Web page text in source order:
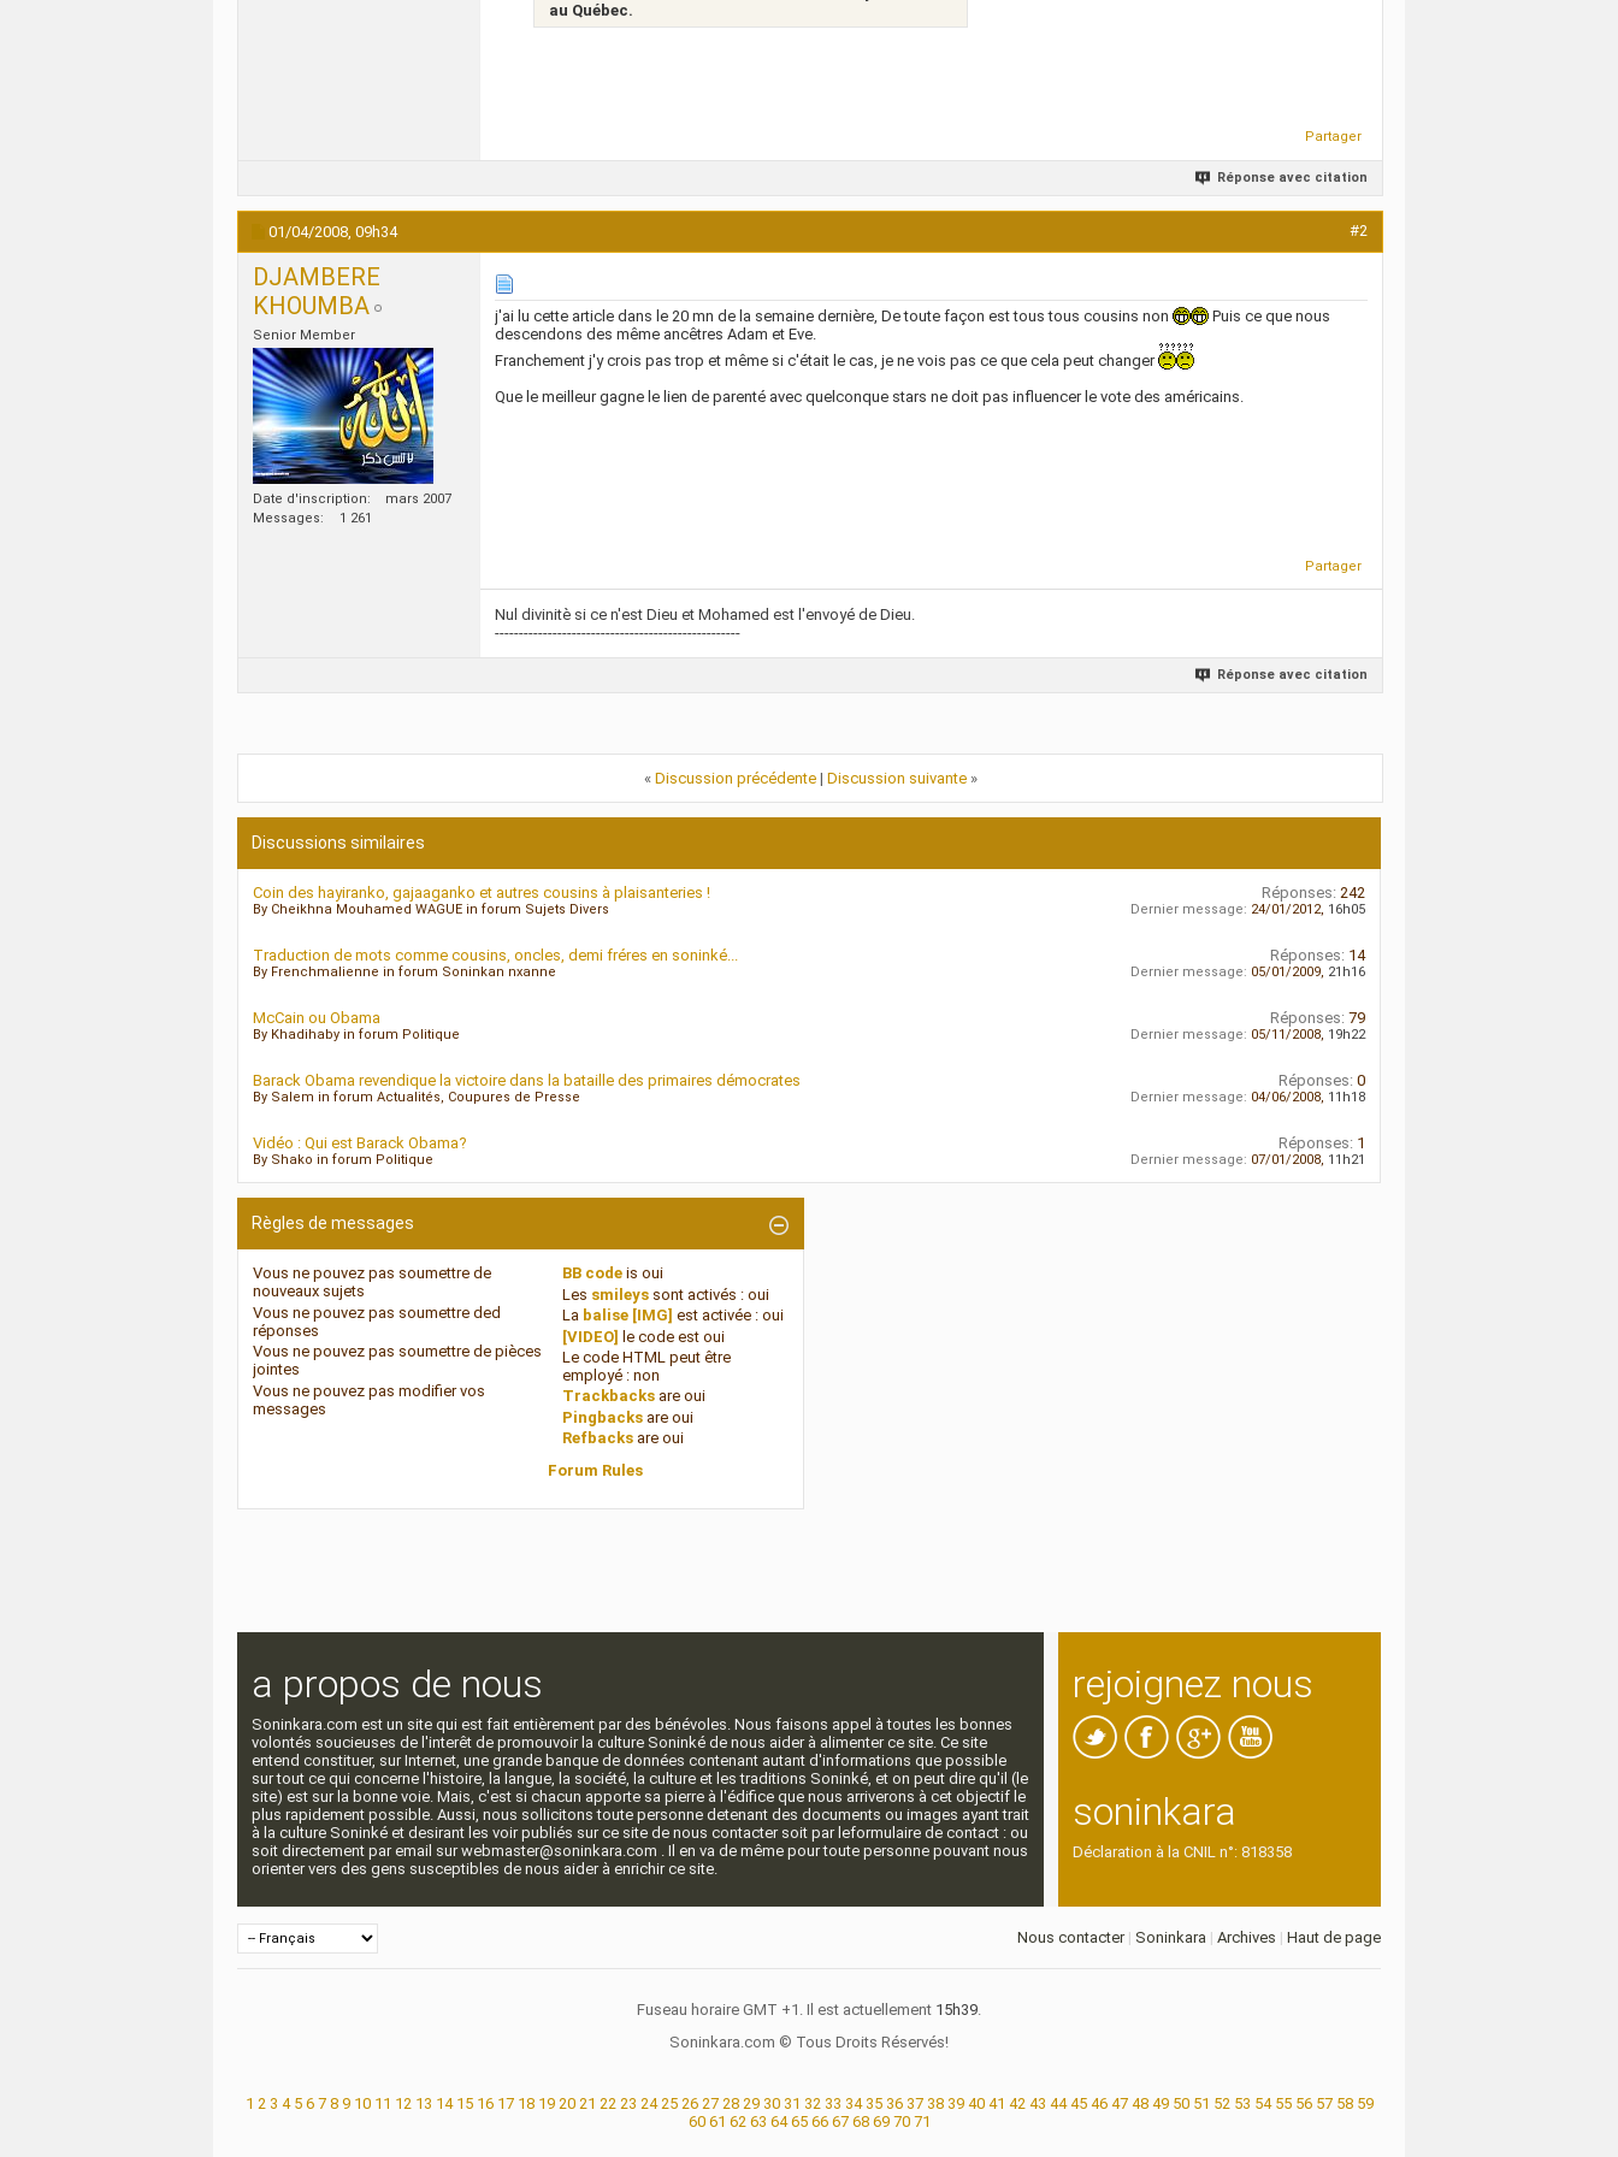
au Québec.
Partager
Réponse avec citation
01/04/2008, 09h34 #2
DJAMBERE
KHOUMBA
Senior Member
Date d'inscription
mars 2007
Messages
1 261
j'ai lu cette article dans le 20 mn de la semaine dernière, De toute façon est tous tous cousins non
Puis ce que nous
descendons des même ancêtres Adam et Eve.
Franchement j'y crois pas trop et même si c'était le cas, je ne vois pas ce que cela peut changer
Que le meilleur gagne le lien de parenté avec quelconque stars ne doit pas influencer le vote des américains.
Partager
Nul divinitè si ce n'est Dieu et Mohamed est l'envoyé de Dieu.
---------------------------------------------------
Réponse avec citation
« Discussion précédente| Discussion suivante »
Discussions similaires
Coin des hayiranko, gajaaganko et autres cousins à plaisanteries !
By Cheikhna Mouhamed WAGUE in forum Sujets Divers
Réponses: 242
Dernier message: 24/01/2012, 16h05
Traduction de mots comme cousins, oncles, demi fréres en soninké...
By Frenchmalienne in forum Soninkan nxanne
Réponses: 14
Dernier message: 05/01/2009, 21h16
McCain ou Obama
By Khadihaby in forum Politique
Réponses: 79
Dernier message: 05/11/2008, 19h22
Barack Obama revendique la victoire dans la bataille des primaires démocrates
By Salem in forum Actualités, Coupures de Presse
Réponses: 0
Dernier message: 04/06/2008, 11h18
Vidéo : Qui est Barack Obama?
By Shako in forum Politique
Réponses: 1
Dernier message: 07/01/2008, 11h21
Règles de messages
Vous ne pouvez pas soumettre de
nouveaux sujets
Vous ne pouvez pas soumettre ded
réponses
Vous ne pouvez pas soumettre de pièces
jointes
Vous ne pouvez pas modifier vos
messages
BB codeis oui
Les smileyssont activés : oui
La balise [IMG] est activée : oui
[VIDEO] le code est oui
Le code HTML peut être
employé : non
Trackbacksare oui
Pingbacksare oui
Refbacksare oui
Forum Rules
a propos de nous
Soninkara.com est un site qui est fait entièrement par des bénévoles. Nous faisons appel à toutes les bonnes
volontés soucieuses de l'interêt de promouvoir la culture Soninké de nous aider à alimenter ce site. Ce site
entend constituer, sur Internet, une grande banque de données contenant autant d'informations que possible
sur tout ce qui concerne l'histoire, la langue, la société, la culture et les traditions Soninké, et on peut dire qu'il (le
site) est sur la bonne voie. Mais, c'est si chacun apporte sa pierre à l'édifice que nous arriverons à cet objectif le
plus rapidement possible. Aussi, nous sollicitons toute personne detenant des documents ou images ayant trait
à la culture Soninké et desirant les voir publiés sur ce site de nous contacter soit par leformulaire de contact : ou
soit directement par email sur webmaster@soninkara.com . Il en va de même pour toute personne pouvant nous
orienter vers des gens susceptibles de nous aider à enrichir ce site.
rejoignez nous
soninkara
Déclaration à la CNIL n°: 818358
Nous contacter| Soninkara | Archives | Haut de page
Fuseau horaire GMT +1. Il est actuellement 15h39.
Soninkara.com © Tous Droits Réservés!
1 2 3 4 5 6 7 8 9 10 11 12 13 14 15 16 17 18 19 20 21 22 23 24 25 26 27 28 29 30 31 32 33 34 35 36 37 38 39 40 41 42 43 44 45 46 47 48 49 50 51 52 53 54 55 56 57 58 59
60 61 62 63 64 65 66 67 68 69 70 71